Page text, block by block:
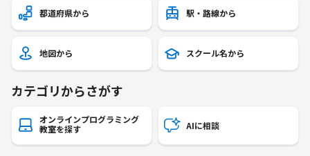
都道府県から 駅・路線から
地図から スクール名から
カテゴリからさがす
オンラインプログラミング
教室を探す
AIに相談